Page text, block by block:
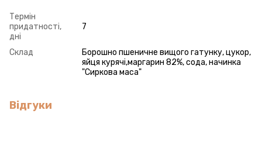
Термін
придатності,
дні
7
Склад
Борошно пшеничне вищого гатунку, цукор,
яйця курячі,маргарин 82%, сода, начинка
"Сиркова маса"
Відгуки